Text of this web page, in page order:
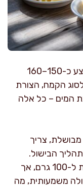
100 גרם פסטה מבושלת מכילים בממוצע כ-150–160
הקמח, הצורת
המים – כל אלה
צריך
הבישול.
פסטה יבשה מכילה כ-350 קילוקלוריות ל-100 גרם, אך
משמעותית, מה